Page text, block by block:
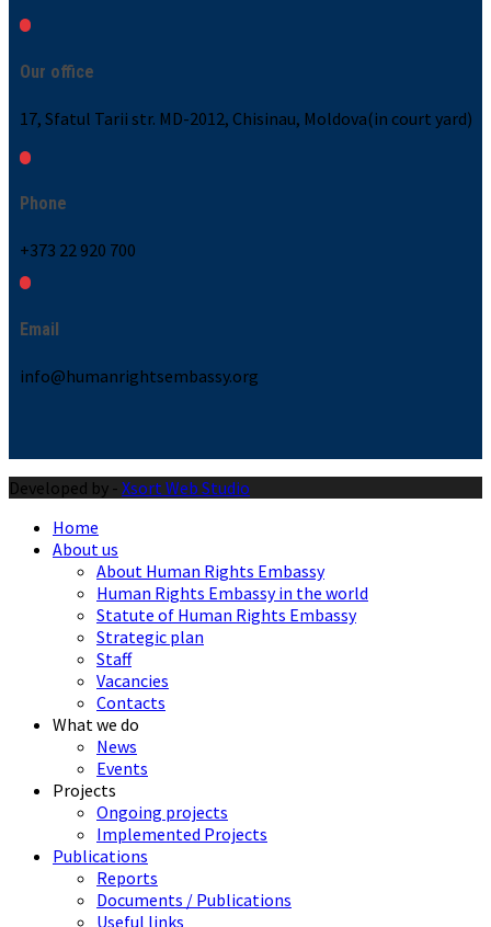
Our office
17, Sfatul Tarii str. MD-2012, Chisinau, Moldova(in court yard)
Phone
+373 22 920 700
Email
info@humanrightsembassy.org
Developed by - Xsort Web Studio
Home
About us
About Human Rights Embassy
Human Rights Embassy in the world
Statute of Human Rights Embassy
Strategic plan
Staff
Vacancies
Contacts
What we do
News
Events
Projects
Ongoing projects
Implemented Projects
Publications
Reports
Documents / Publications
Useful links